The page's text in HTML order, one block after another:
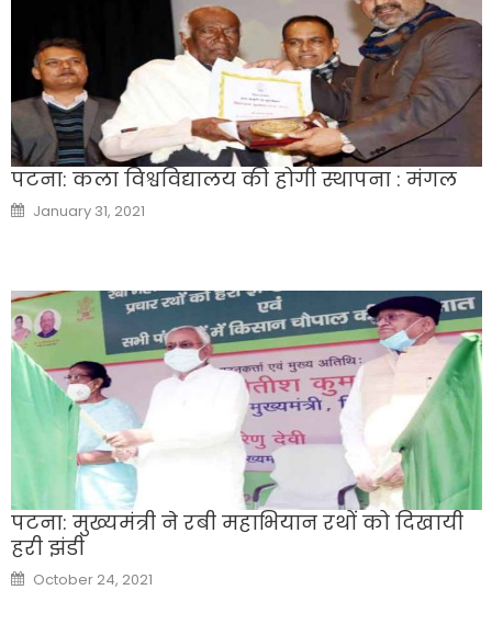
पटना: कला विश्वविद्यालय की होगी स्थापना : मंगल
Posted
on
January 31, 2021
पटना: मुख्यमंत्री ने रबी महाभियान रथों को दिखायी
हरी झंडी
Posted
on
October 24, 2021